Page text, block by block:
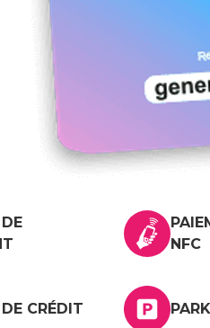
NFC
CRÉDIT